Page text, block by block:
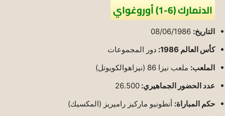
الدنمارك (6-1) أوروغواي
التاريخ:
كأس العالم 1986:
دور المجموعات
الملعب: ملعب نيزا 86 (نيزاهوالكويوتل)
عدد الحضور الجماهيري: 26.500
حكم المباراة: أنطونيو ماركيز راميريز (المكسيك)